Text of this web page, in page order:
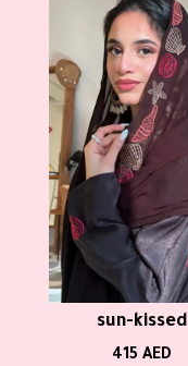
sun-kissed
415AED